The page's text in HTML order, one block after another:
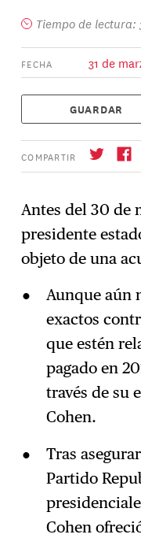
Tiempo de lectura:
FECHA 31 de
GUARDAR
COMPARTIR
→ Suscríbase
Antes del 30 de
presidente
objeto de una
Aunque aún
exactos
que estén
pagado en
través de su
Cohen.
Tras
Partido
Cohen